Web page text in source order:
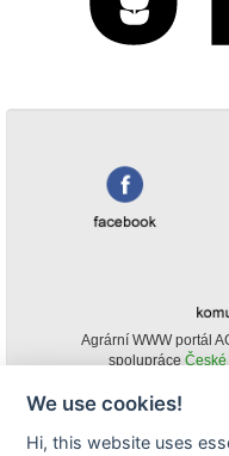
Agrární WWW portál
spolupráce
obsahu agrárního
We use cookies!
Hi, this website uses